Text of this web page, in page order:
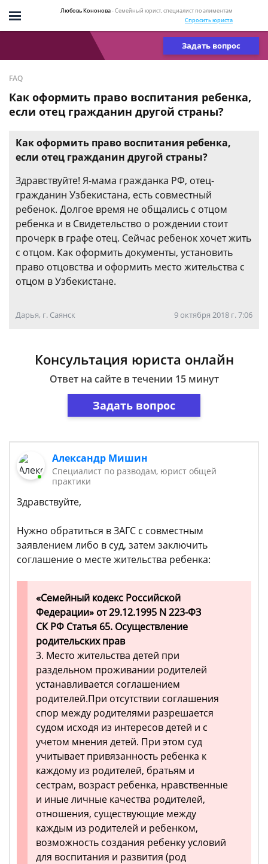
Любовь Кононова- Семейный юрист, специалист по алиментам
Спросить юриста
Задать вопрос
FAQ
Как оформить право воспитания ребенка,
если отец гражданин другой страны?
Как оформить право воспитания ребенка,
если отец гражданин другой страны?
Здравствуйте! Я-мама гражданка РФ, отец-
гражданин Узбекистана, есть совместный
ребенок. Долгое время не общались с отцом
ребенка и в Свидетельство о рождении стоит
прочерк в графе отец. Сейчас ребенок хочет жить
с отцом. Как оформить документы, установить
право отцовства и оформить место жительства с
отцом в Узбекистане.
Дарья, г. Саянск 9 октября 2018 г. 7:06
Консультация юриста онлайн
Ответ на сайте в течении 15 минут
Задать вопрос
Александр Мишин
Специалист по разводам, юрист общей
практики
Здравствуйте,
Нужно обратиться в ЗАГС с совместным
заявлением либо в суд, затем заключить
соглашение о месте жительства ребенка:
«Семейный кодекс Российской
Федерации» от 29.12.1995 N 223-ФЗ
СК РФ Статья 65. Осуществление
родительских прав
3. Место жительства детей при
раздельном проживании родителей
устанавливается соглашением
родителей.При отсутствии соглашения
спор между родителями разрешается
судом исходя из интересов детей и с
учетом мнения детей. При этом суд
учитывает привязанность ребенка к
каждому из родителей, братьям и
сестрам, возраст ребенка, нравственные
и иные личные качества родителей,
отношения, существующие между
каждым из родителей и ребенком,
возможность создания ребенку условий
для воспитания и развития (род